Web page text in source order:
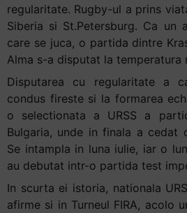
regularitate. Rugby-ul a prins
Siberia si St.Petersburg. Ca un
care se juca, o partida dintre
Alma s-a disputat la temperatura
Disputarea cu regularitate a
condus fireste si la formarea
o selectionata a URSS a
Bulgaria, unde in finala a cedat
Se intampla in luna iulie, iar o
au debutat intr-o partida test
In scurta ei istoria, nationala
afirme si in Turneul FIRA, acolo